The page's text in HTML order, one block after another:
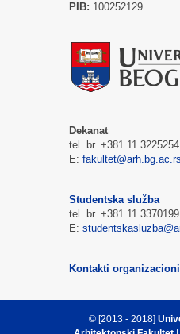
PIB: 100252129
Dekanat
tel. br. +381 11 3225254
E: fakultet@arh.bg.ac.rs
Studentska služba
tel. br. +381 11 3370199
E:
Kontakti
© [2013 - 2018]